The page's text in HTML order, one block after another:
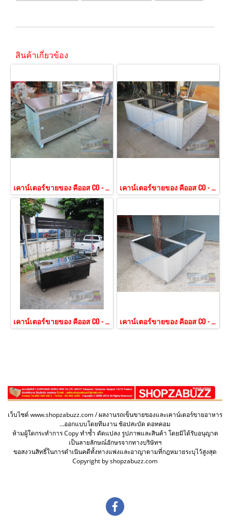
สินค้าเกี่ยวข้อง
เคาน์เตอร์ขายของ คีออส CO - 154 เคาน์เตอร์ขายของ คีออส CO - 153
เคาน์เตอร์ขายของ คีออส CO - 152 เคาน์เตอร์ขายของ คีออส CO - 151
เว็บไซต์ www.shopzabuzz.com / ผลงานรถเข็นขายของและเคาน์เตอร์ขายอาหาร
...ออกแบบโดยทีมงาน ช้อปสะบัด ดอทคอม
ห้ามผู้ใดกระทำการ Copy ทำซ้ำ ดัดแปลง รูปภาพและสินค้า โดยมิได้รับอนุญาต
เป็นลายลักษณ์อักษรจากทางบริษัทฯ
ขอสงวนสิทธิ์ในการดำเนินคดีทั้งทางแพ่งและอาญาตามที่กฎหมายระบุไว้สูงสุด
Copyright by shopzabuzz.com